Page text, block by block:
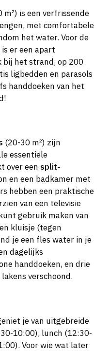
m²) is een verfrissende
met comfortabele
het water. Voor de
er een apart
bij het strand, op 200
ligbedden en parasols
handdoeken van het
(20-30 m²) zijn
essentiële
over een split-
en een badkamer met
hebben een praktische
van een televisie
gebruik maken van
kluisje (tegen
je een fles water in je
dagelijks
handdoeken, en drie
verschoond.
je van uitgebreide
10:00), lunch (12:30-
Voor wie wat later